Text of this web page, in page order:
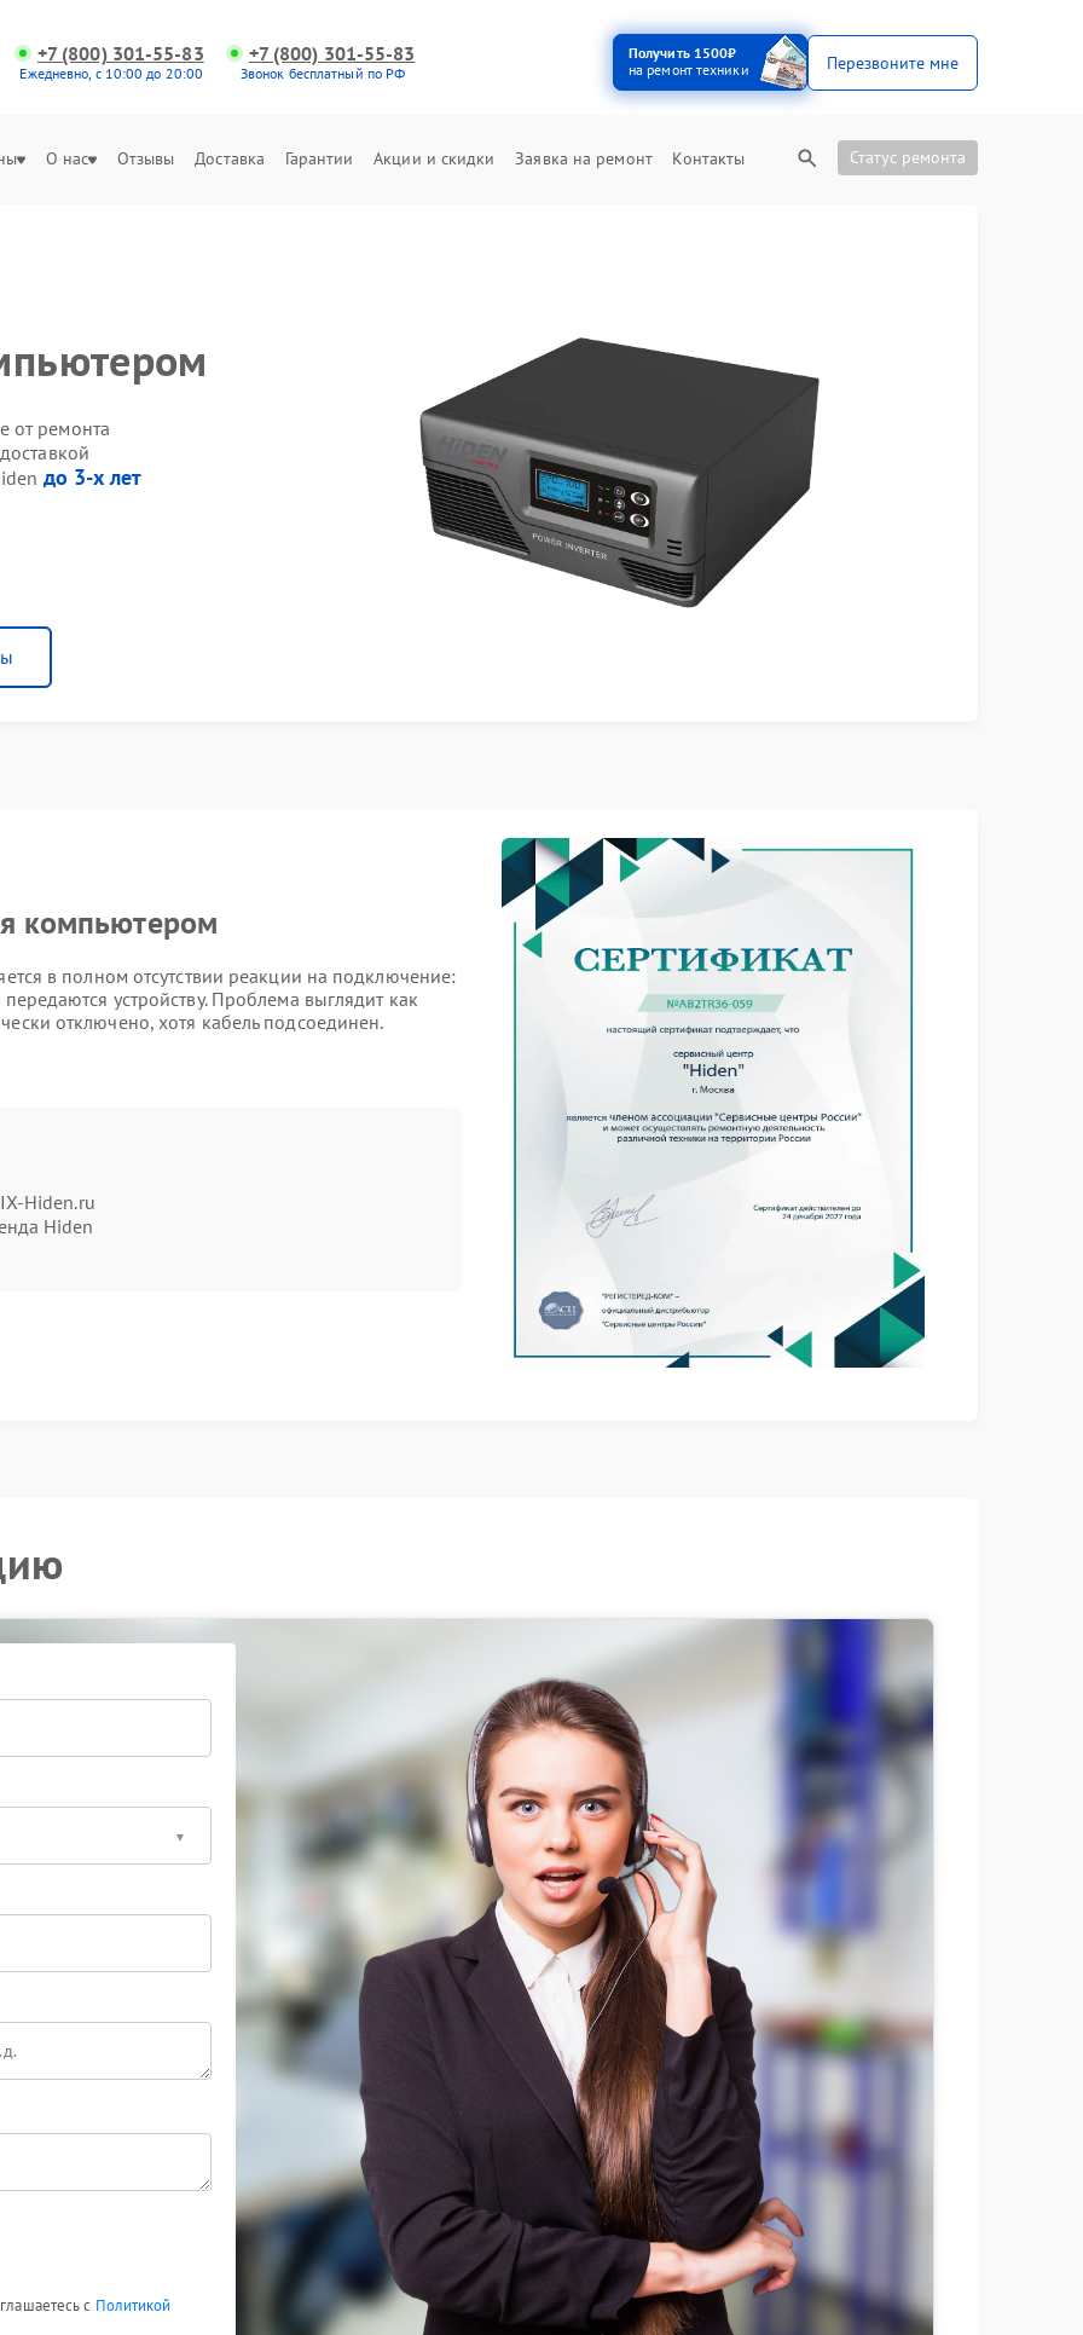
+7 (800) 301-55-83
Ежедневно, с 10:00 до 20:00
+7 (800) 301-55-83
Звонок бесплатный по РФ
Получить 1500₽
на ремонт техники
Перезвоните мне
О нас Отзывы Доставка Гарантии Акции и скидки Заявка на ремонт Контакты Статус ремонта
от ремонта
до 3-х лет
компьютером
в полном отсутствии реакции на подключение:
устройству. Проблема выглядит как
отключено, хотя кабель подсоединен.
оборудования.
параметры ИБП.
отклика.
данными — связь между компьютером и
процедуры диагностики — это сокращает время
элементов или корректировку конфигурации:
стендами для проверки интерфейсов —
устройства в критических режимах.
и принимать управляющие сигналы — это
потере связи контроль над состоянием
доверьте восстановление соединения
замена компонентов вернут устройству
Hiden.ru
Hiden
с Политикой